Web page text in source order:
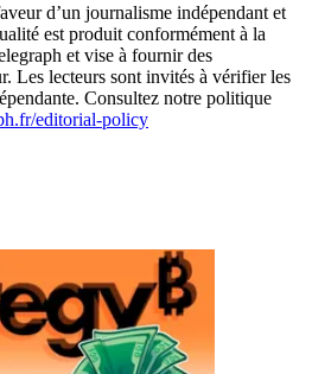
d’un journalisme indépendant et
est produit conformément à la
et vise à fournir des
Les lecteurs sont invités à vérifier les
Consultez notre politique
editorial-policy